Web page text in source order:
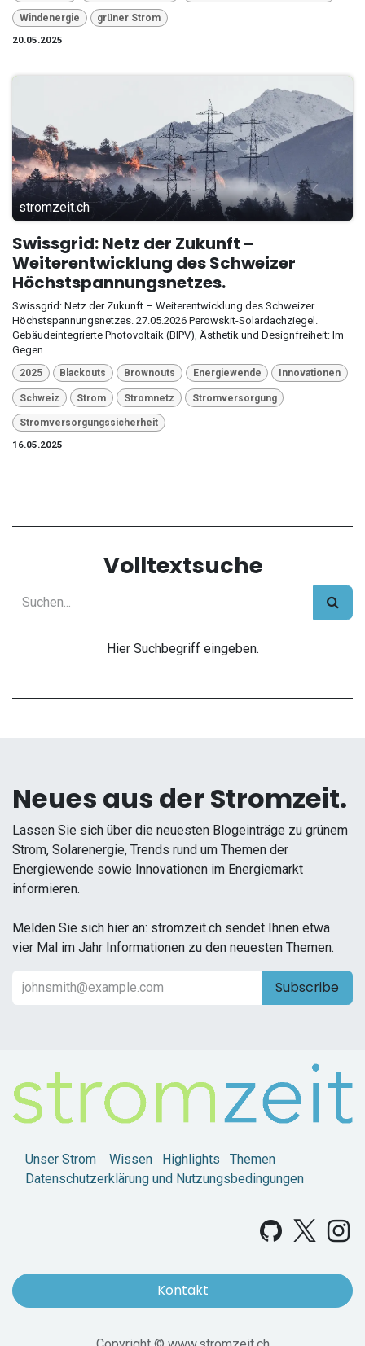
Windenergie
grüner Strom
20.05.2025
stromzeit.ch
Swissgrid: Netz der Zukunft –
Weiterentwicklung des Schweizer
Höchstspannungsnetzes.
Swissgrid: Netz der Zukunft – Weiterentwicklung des Schweizer
Höchstspannungsnetzes. 27.05.2026 Perowskit-Solardachziegel.
Gebäudeintegrierte Photovoltaik (BIPV), Ästhetik und Designfreiheit: Im
Gegen...
2025 Blackouts Brownouts Energiewende Innovationen
Schweiz Strom Stromnetz Stromversorgung
Stromversorgungssicherheit
16.05.2025
Volltextsuche
Hier Suchbegriff eingeben.
Neues aus der Stromzeit.
Lassen Sie sich über die neuesten Blogeinträge zu grünem
Strom, Solarenergie, Trends rund um Themen der
Energiewende sowie Innovationen im Energiemarkt
informieren.
Melden Sie sich hier an: stromzeit.ch sendet Ihnen etwa
vier Mal im Jahr Informationen zu den neuesten Themen.
Subscribe
Unser Strom Wissen Highlights
Themen
Datenschutzerklärung und Nutzungsbedingungen
Kontakt